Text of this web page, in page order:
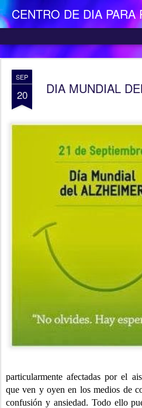
SEP
20 DIA MUNDIAL
particularmente afectadas por el
que ven y oyen en los medios de
confusión y ansiedad. Todo ello